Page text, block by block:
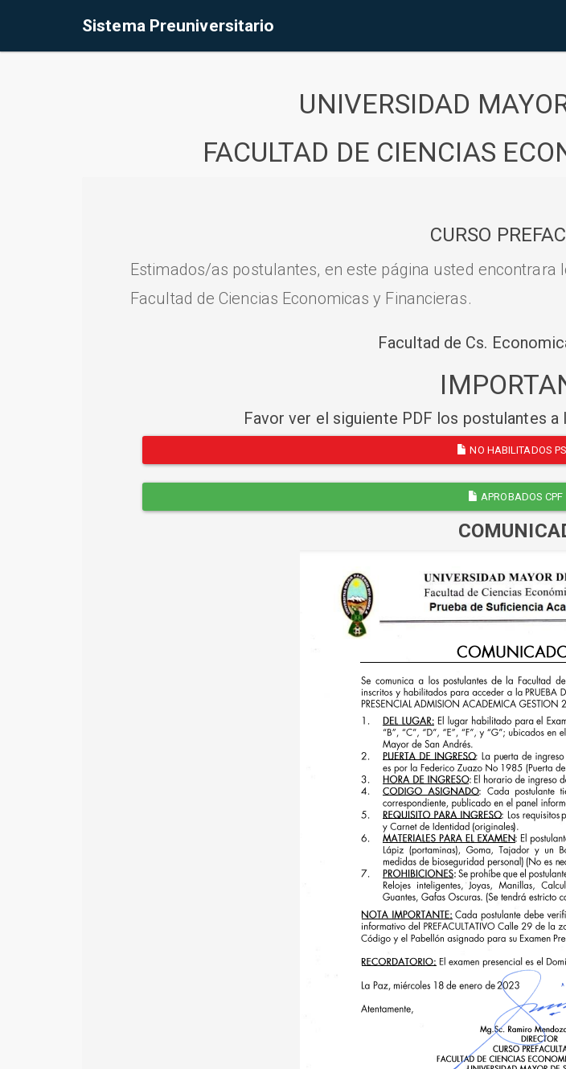
Sistema Preuniversitario
UNIVERSIDAD
FACULTAD DE CIENCIAS
CURSO
Estimados/as postulantes, en este página usted encontrara
Facultad de Ciencias Economicas y Financieras.
Facultad de Cs.
Favor ver el siguiente PDF los postulantes
NO HABILITADOS
APROBADOS CPF